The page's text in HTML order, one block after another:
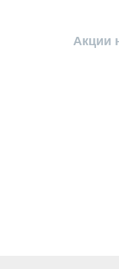
Акции